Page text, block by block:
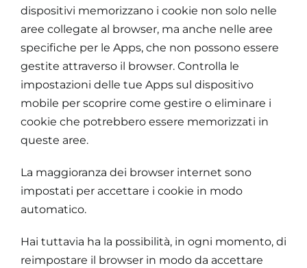
dispositivi memorizzano i cookie non solo nelle
aree collegate al browser, ma anche nelle aree
specifiche per le Apps, che non possono essere
gestite attraverso il browser. Controlla le
impostazioni delle tue Apps sul dispositivo
mobile per scoprire come gestire o eliminare i
cookie che potrebbero essere memorizzati in
queste aree.
La maggioranza dei browser internet sono
impostati per accettare i cookie in modo
automatico.
Hai tuttavia ha la possibilità, in ogni momento, di
reimpostare il browser in modo da accettare